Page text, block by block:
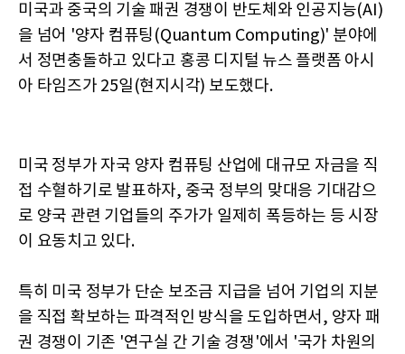
미국과 중국의 기술 패권 경쟁이 반도체와 인공지능(AI)
을 넘어 '양자 컴퓨팅(Quantum Computing)' 분야에
서 정면충돌하고 있다고 홍콩 디지털 뉴스 플랫폼 아시
아 타임즈가 25일(현지시각) 보도했다.
미국 정부가 자국 양자 컴퓨팅 산업에 대규모 자금을 직
접 수혈하기로 발표하자, 중국 정부의 맞대응 기대감으
로 양국 관련 기업들의 주가가 일제히 폭등하는 등 시장
이 요동치고 있다.
특히 미국 정부가 단순 보조금 지급을 넘어 기업의 지분
을 직접 확보하는 파격적인 방식을 도입하면서, 양자 패
권 경쟁이 기존 '연구실 간 기술 경쟁'에서 '국가 차원의